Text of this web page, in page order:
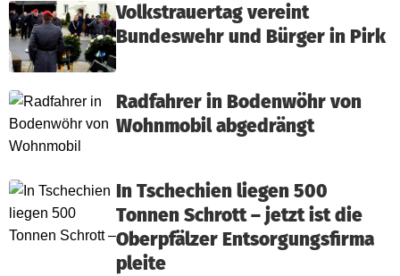
Volkstrauertag vereint
Bundeswehr und Bürger in Pirk
Radfahrer in Bodenwöhr von
Wohnmobil abgedrängt
In Tschechien liegen 500
Tonnen Schrott – jetzt ist die
Oberpfälzer Entsorgungsfirma
pleite